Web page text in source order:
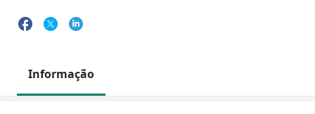
Informação